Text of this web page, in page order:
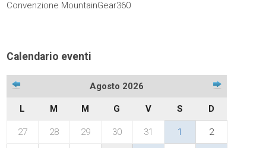
Convenzione MountainGear360
Calendario eventi
Agosto 2026
L M M G V S D
27 28 29 30 31 1 2